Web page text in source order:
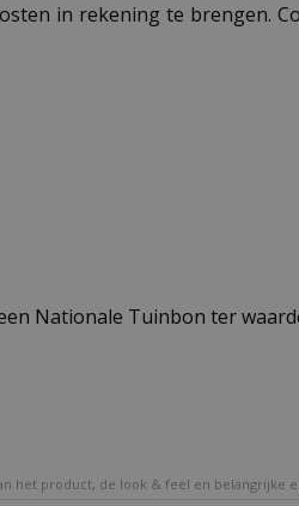
in rekening te brengen.
Nationale Tuinbon ter
het product, de look & feel en belangrijke